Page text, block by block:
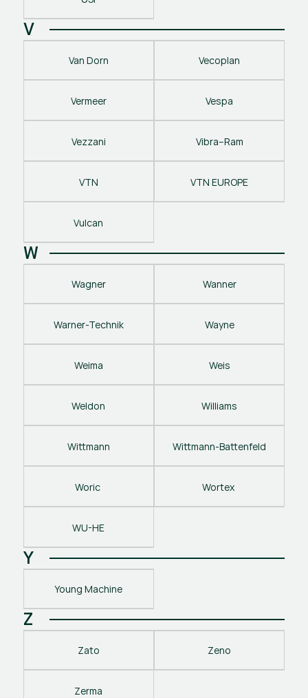
V
Van Dorn Vecoplan
Vermeer Vespa
Vezzani Vibra–Ram
VTN VTN EUROPE
Vulcan
W
Wagner Wanner
Warner-Technik Wayne
Weima Weis
Weldon Williams
Wittmann Wittmann-Battenfeld
Woric Wortex
WU-HE
Y
Young Machine
Z
Zato Zeno
Zerma